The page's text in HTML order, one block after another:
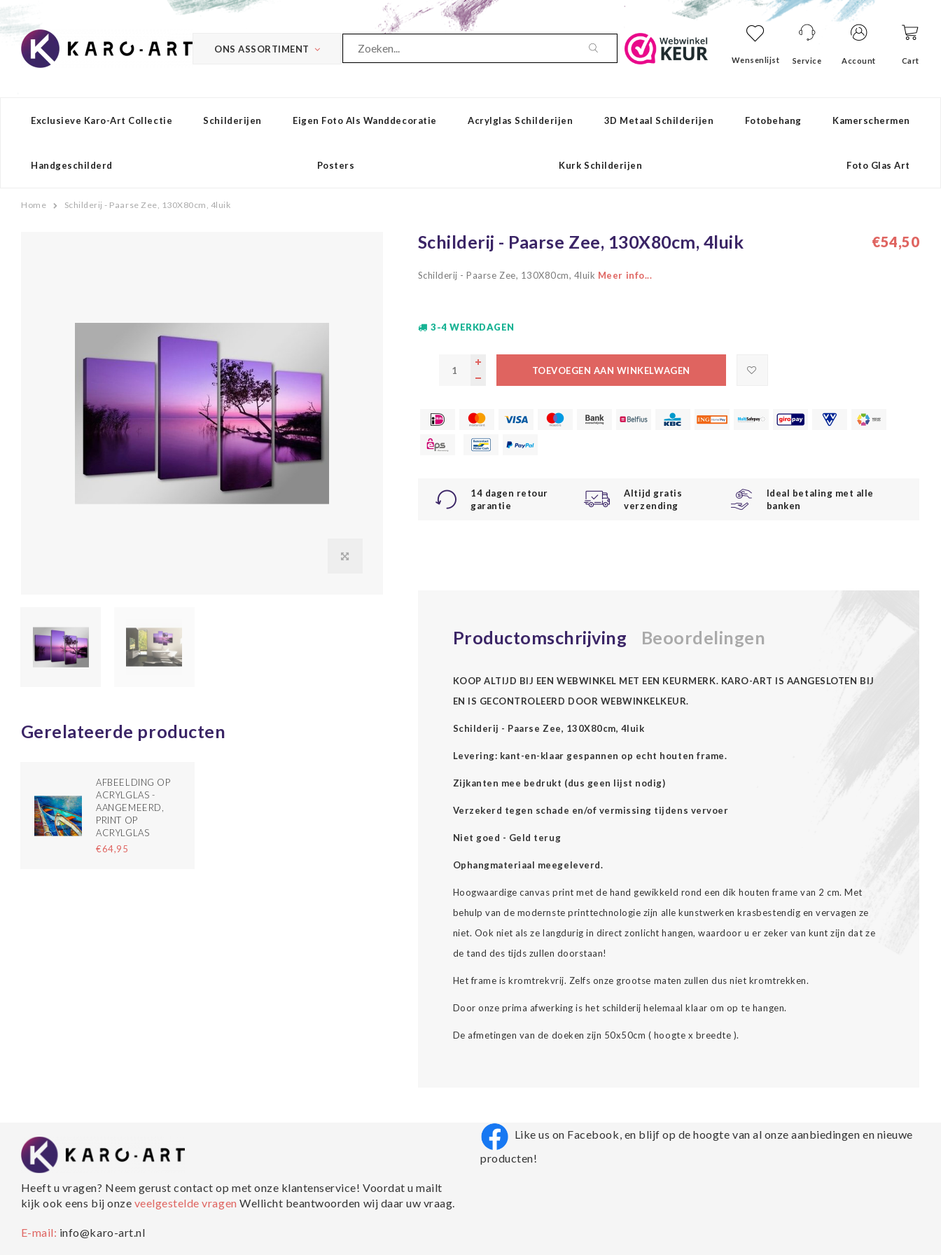
ONS ASSORTIMENT
Wensenlijst Service Account Cart
Exclusieve Karo-Art Collectie Schilderijen Eigen Foto Als Wanddecoratie Acrylglas Schilderijen 3D Metaal Schilderijen Fotobehang Kamerschermen
Handgeschilderd Posters Kurk Schilderijen Foto Glas Art
Home Schilderij - Paarse Zee, 130X80cm, 4luik
Gerelateerde producten
AFBEELDING OP
ACRYLGLAS -
AANGEMEERD,
PRINT OP
ACRYLGLAS
€64,95
Schilderij - Paarse Zee, 130X80cm, 4luik €54,50
Schilderij - Paarse Zee, 130X80cm, 4luik Meer info...
3-4 WERKDAGEN
TOEVOEGEN AAN WINKELWAGEN
14 dagen retour
garantie
Altijd gratis
verzending
Ideal betaling met alle
banken
Productomschrijving Beoordelingen
KOOP ALTIJD BIJ EEN WEBWINKEL MET EEN KEURMERK. KARO-ART IS AANGESLOTEN BIJ
EN IS GECONTROLEERD DOOR WEBWINKELKEUR.
Schilderij - Paarse Zee, 130X80cm, 4luik
Levering: kant-en-klaar gespannen op echt houten frame.
Zijkanten mee bedrukt (dus geen lijst nodig)
Verzekerd tegen schade en/of vermissing tijdens vervoer
Niet goed - Geld terug
Ophangmateriaal meegeleverd.
Hoogwaardige canvas print met de hand gewikkeld rond een dik houten frame van 2 cm. Met
behulp van de modernste printtechnologie zijn alle kunstwerken krasbestendig en vervagen ze
niet. Ook niet als ze langdurig in direct zonlicht hangen, waardoor u er zeker van kunt zijn dat ze
de tand des tijds zullen doorstaan!
Het frame is kromtrekvrij. Zelfs onze grootse maten zullen dus niet kromtrekken.
Door onze prima afwerking is het schilderij helemaal klaar om op te hangen.
De afmetingen van de doeken zijn 50x50cm ( hoogte x breedte ).
Heeft u vragen? Neem gerust contact op met onze klantenservice! Voordat u mailt
kijk ook eens bij onze veelgestelde vragenWellicht beantwoorden wij daar uw vraag.
E-mail: info@karo-art.nl
Like us on Facebook, en blijf op de hoogte van al onze aanbiedingen en nieuwe
producten!